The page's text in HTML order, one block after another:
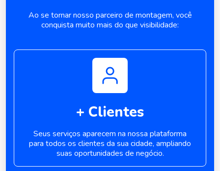
Ao se tornar nosso parceiro de montagem, você
conquista muito mais do que visibilidade:
+ Clientes
Seus serviços aparecem na nossa plataforma
para todos os clientes da sua cidade, ampliando
suas oportunidades de negócio.